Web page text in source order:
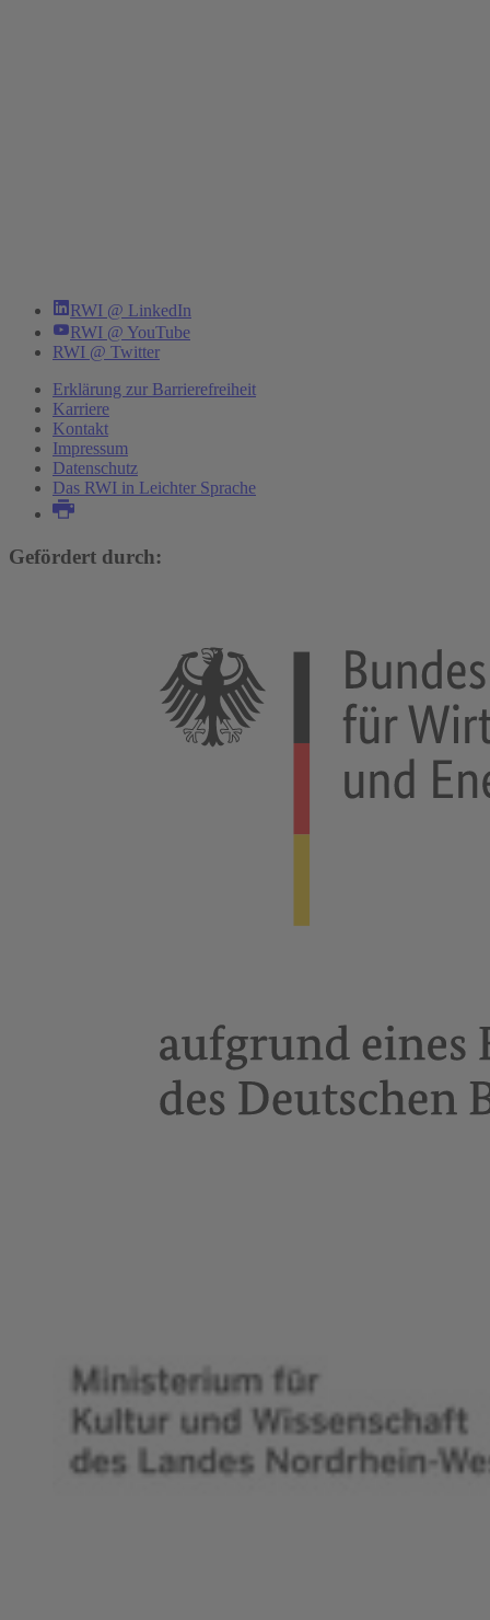
RWI @ LinkedIn
RWI @ YouTube
RWI @ Twitter
Erklärung zur Barrierefreiheit
Karriere
Kontakt
Impressum
Datenschutz
Das RWI in Leichter Sprache
Gefördert durch: